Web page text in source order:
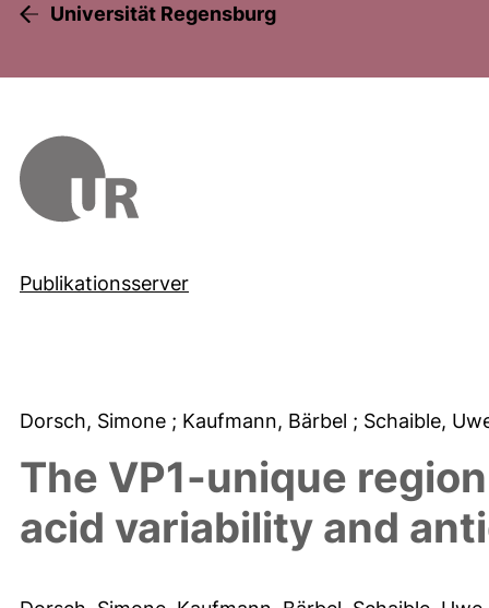
Universität Regensburg
Publikationsserver
Dorsch, Simone ; Kaufmann, Bärbel ; Schaible,
The VP1-unique
acid variability and